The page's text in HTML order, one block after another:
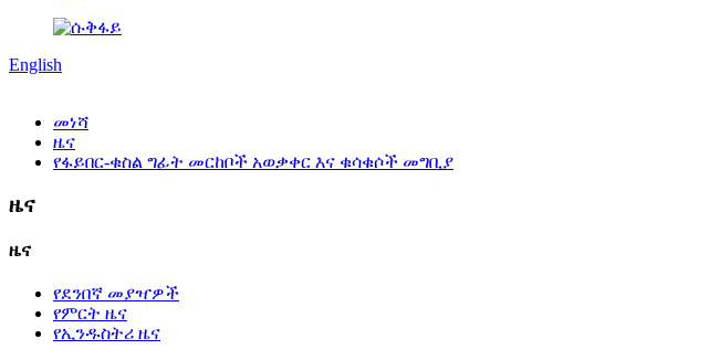
English
መነሻ
ዜና
የፋይበር-ቁስል ግፊት መርከቦች አወቃቀር እና ቁሳቁሶች መግቢያ
ዜና
ዜና
የደንበኛ መያዣዎች
የምርት ዜና
የኢንዱስትሪ ዜና